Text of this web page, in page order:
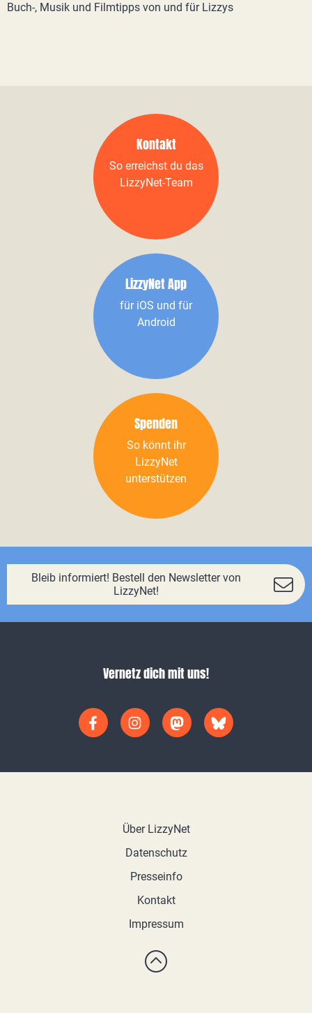
Buch-, Musik und Filmtipps von und für Lizzys
Kontakt
So erreichst du das
LizzyNet-Team
LizzyNet App
für iOS und für
Android
Spenden
So könnt ihr
LizzyNet
unterstützen
Bleib informiert! Bestell den Newsletter von
LizzyNet!
Vernetz dich mit uns!
Über LizzyNet
Datenschutz
Presseinfo
Kontakt
Impressum